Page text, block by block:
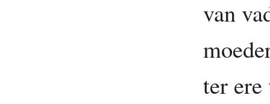
van
ter ere